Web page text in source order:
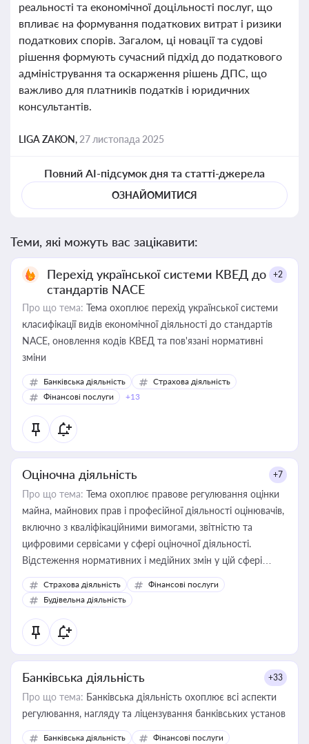
реальності та економічної доцільності послуг, що
впливає на формування податкових витрат і ризики
податкових спорів. Загалом, ці новації та судові
рішення формують сучасний підхід до податкового
адміністрування та оскарження рішень ДПС, що
важливо для платників податків і юридичних
консультантів.
LIGA ZAKON, 27 листопада 2025
Повний AI-підсумок дня та статті-джерела
ОЗНАЙОМИТИСЯ
Теми, які можуть вас зацікавити:
Перехід української системи КВЕД до
стандартів NACE
+2
Про що тема: Тема охоплює перехід української системи
класифікації видів економічної діяльності до стандартів
NACE, оновлення кодів КВЕД та пов'язані нормативні
зміни
Банківська діяльність
Страхова діяльність
Фінансові послуги
+13
Оціночна діяльність +7
Про що тема: Тема охоплює правове регулювання оцінки
майна, майнових прав і професійної діяльності оцінювачів,
включно з кваліфікаційними вимогами, звітністю та
цифровими сервісами у сфері оціночної діяльності.
Відстеження нормативних і медійних змін у цій сфері
корисне для власника бізнесу, керівника, юриста або
бухгалтера під час оподаткування, приватизації, оренди
державного майна, корпоративних угод і перевірки
статусу суб'єктів оціночної діяльності
Страхова діяльність
Фінансові послуги
Будівельна діяльність
Банківська діяльність +33
Про що тема: Банківська діяльність охоплює всі аспекти
регулювання, нагляду та ліцензування банківських установ
Банківська діяльність Фінансові послуги